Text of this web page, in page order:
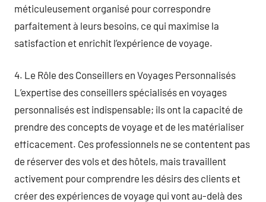
méticuleusement organisé pour correspondre
parfaitement à leurs besoins, ce qui maximise la
satisfaction et enrichit l’expérience de voyage.
4. Le Rôle des Conseillers en Voyages Personnalisés
L’expertise des conseillers spécialisés en voyages
personnalisés est indispensable; ils ont la capacité de
prendre des concepts de voyage et de les matérialiser
efficacement. Ces professionnels ne se contentent pas
de réserver des vols et des hôtels, mais travaillent
activement pour comprendre les désirs des clients et
créer des expériences de voyage qui vont au-delà des